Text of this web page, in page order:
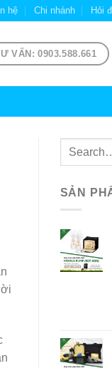
hệ Chi nhánh Hỏi
VẤN: 0903.588.661
SẢN